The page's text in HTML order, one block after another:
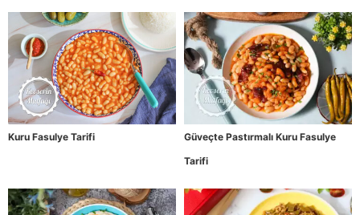
Kuru Fasulye Tarifi
Güveçte Pastırmalı Kuru Fasulye
Tarifi